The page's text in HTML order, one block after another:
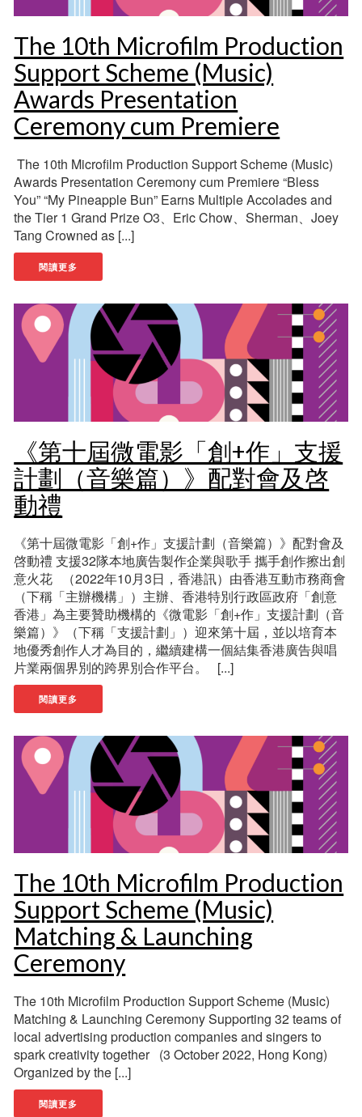
The 10th Microfilm Production
Support Scheme (Music)
Awards Presentation
Ceremony cum Premiere
The 10th Microfilm Production Support Scheme (Music)
Awards Presentation Ceremony cum Premiere “Bless
You” “My Pineapple Bun” Earns Multiple Accolades and
the Tier 1 Grand Prize O3、Eric Chow、Sherman、Joey
Tang Crowned as [...]
閱讀更多
《第十屆微電影「創+作」支援
計劃（音樂篇）》配對會及啓
動禮
《第十屆微電影「創+作」支援計劃（音樂篇）》配對會及
啓動禮 支援32隊本地廣告製作企業與歌手 攜手創作擦出創
意火花 （2022年10月3日，香港訊）由香港互動市務商會
（下稱「主辦機構」）主辦、香港特別行政區政府「創意
香港」為主要贊助機構的《微電影「創+作」支援計劃（音
樂篇）》（下稱「支援計劃」）迎來第十屆，並以培育本
地優秀創作人才為目的，繼續建構一個結集香港廣告與唱
片業兩個界別的跨界別合作平台。 [...]
閱讀更多
The 10th Microfilm Production
Support Scheme (Music)
Matching & Launching
Ceremony
The 10th Microfilm Production Support Scheme (Music)
Matching & Launching Ceremony Supporting 32 teams of
local advertising production companies and singers to
spark creativity together (3 October 2022, Hong Kong)
Organized by the [...]
閱讀更多